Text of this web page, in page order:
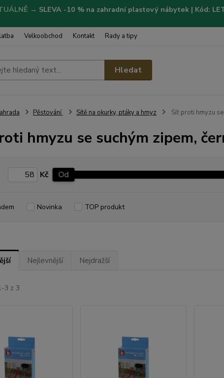
→ SLEVA -10 % na zahradní plastový nábytek | Kód:
Velkoobchod Kontakt Rady a tipy
Hledat
Pěstování Sítě na okurky, ptáky a hmyz Síť proti hmyzu
hmyzu se suchým zipem,
Kč Od
Novinka TOP produkt
Nejlevnější Nejdražší
3 z 3